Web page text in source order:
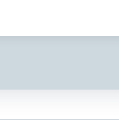
鶴」